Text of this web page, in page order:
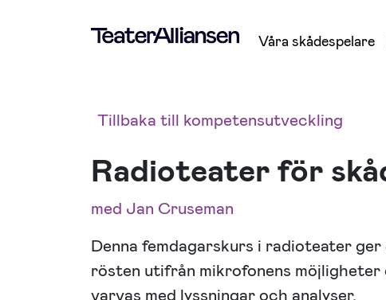
Våra skådespelare
Tillbaka till kompetensutveckling
Radioteater för
med Jan Cruseman
Denna femdagarskurs i radioteater
rösten utifrån mikrofonens
varvas med lyssningar och analyser.